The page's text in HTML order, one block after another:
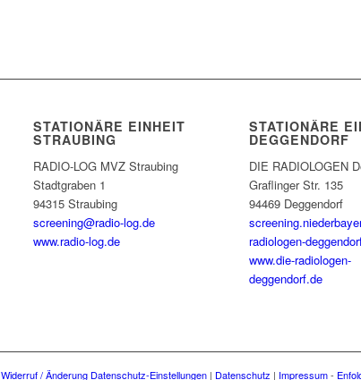
STATIONÄRE EINHEIT
STRAUBING
RADIO-LOG MVZ Straubing
Stadtgraben 1
94315 Straubing
screening@radio-log.de
www.radio-log.de
STATIONÄRE
DEGGENDORF
DIE RADIOLOGEN
Graflinger Str. 135
94469 Deggendorf
radiologen-
www.die-radiologen-
deggendorf.de
Widerruf / Änderung Datenschutz-Einstellungen | Datenschutz | Impressum-